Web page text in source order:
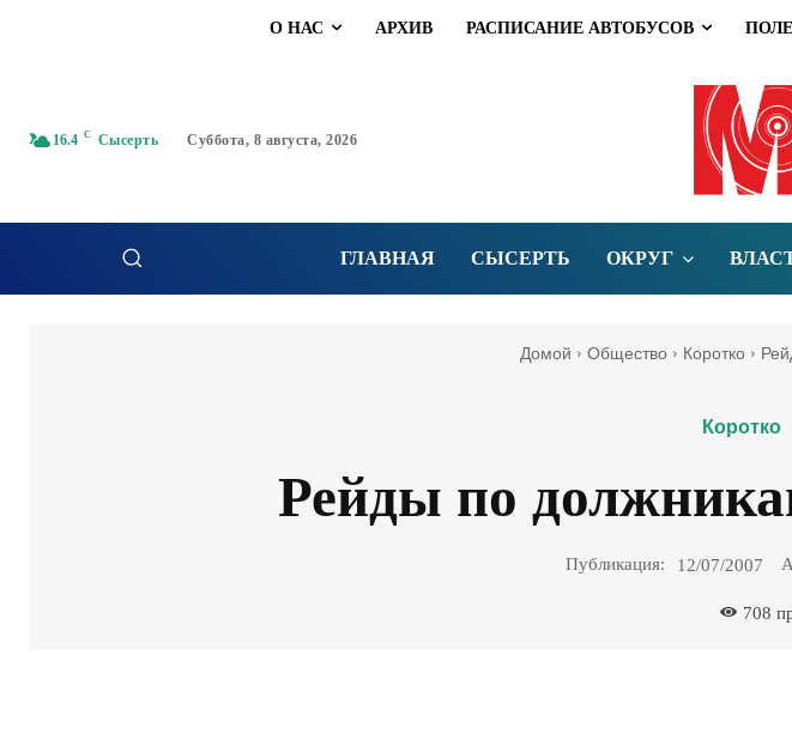
О НАС АРХИВ РАСПИСАНИЕ АВТОБУСОВ
16.4 C Сысерть Суббота, 8 августа, 2026
ГЛАВНАЯ СЫСЕРТЬ ОКРУГ
Домой Общество Коротко
Коротко
Рейды по
Публикация: 12/07/2007
708